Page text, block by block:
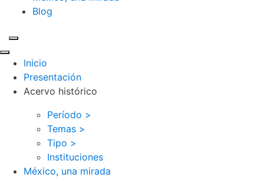
Blog
Inicio
Presentación
Acervo histórico
Período >
Temas >
Tipo >
Instituciones
México, una mirada